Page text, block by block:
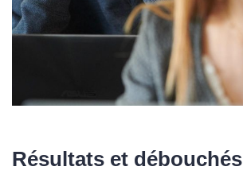
Résultats et débouchés